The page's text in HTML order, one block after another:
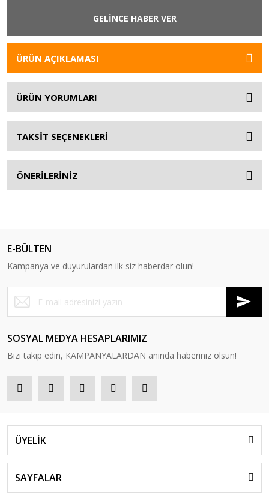
GELİNCE HABER VER
ÜRÜN AÇIKLAMASI
ÜRÜN YORUMLARI
TAKSİT SEÇENEKLERİ
ÖNERİLERİNİZ
E-BÜLTEN
Kampanya ve duyurulardan ilk siz haberdar olun!
SOSYAL MEDYA HESAPLARIMIZ
Bizi takip edin, KAMPANYALARDAN anında haberiniz olsun!
ÜYELİK
SAYFALAR